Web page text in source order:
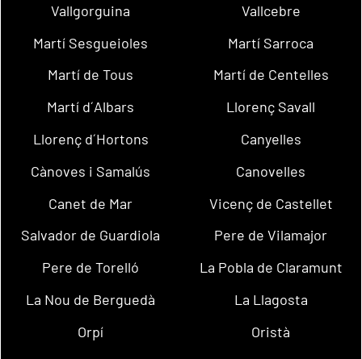
Vallgorguina
Vallcebre
Martí Sesgueioles
Martí Sarroca
Martí de Tous
Martí de Centelles
Martí d´Albars
Llorenç Savall
Llorenç d´Hortons
Canyelles
Cànoves i Samalús
Canovelles
Canet de Mar
Vicenç de Castellet
Salvador de Guardiola
Pere de Vilamajor
Pere de Torelló
La Pobla de Claramunt
La Nou de Berguedà
La Llagosta
Orpí
Oristà